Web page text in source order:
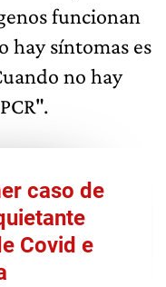
funcionan
hay síntomas es
no hay
caso de
Covid e